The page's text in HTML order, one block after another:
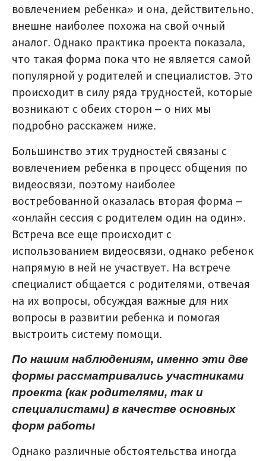
вовлечением ребенка» и она, действительно,
внешне наиболее похожа на свой очный
аналог. Однако практика проекта показала,
что такая форма пока что не является самой
популярной у родителей и специалистов. Это
происходит в силу ряда трудностей, которые
возникают с обеих сторон – о них мы
подробно расскажем ниже.
Большинство этих трудностей связаны с
вовлечением ребенка в процесс общения по
видеосвязи, поэтому наиболее
востребованной оказалась вторая форма –
«онлайн сессия с родителем один на один».
Встреча все еще происходит с
использованием видеосвязи, однако ребенок
напрямую в ней не участвует. На встрече
специалист общается с родителями, отвечая
на их вопросы, обсуждая важные для них
вопросы в развитии ребенка и помогая
выстроить систему помощи.
По нашим наблюдениям, именно эти две
формы рассматривались участниками
проекта (как родителями, так и
специалистами) в качестве основных
форм работы
Однако различные обстоятельства иногда